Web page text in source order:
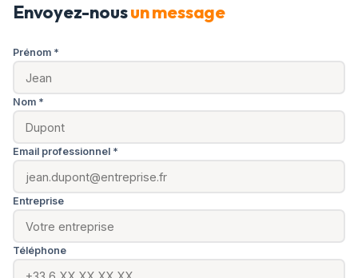
Envoyez-nousun message
Prénom *
Nom *
Email professionnel *
Entreprise
Téléphone